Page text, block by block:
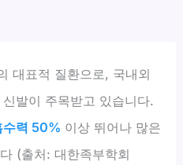
대표적 질환으로, 국내외
발이 주목받고 있습니다.
수력 50% 이상 뛰어나 많은
(출처: 대한족부학회